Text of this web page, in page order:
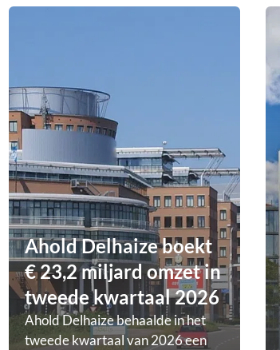
Ahold Delhaize boekt
€ 23,2 miljard omzet in
tweede kwartaal 2026
Ahold Delhaize behaalde in het
tweede kwartaal van 2026 een